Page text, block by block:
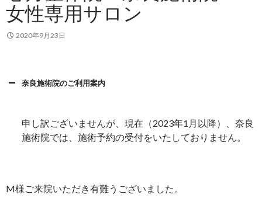
女性専用サロン
2020年9月23日
奈良施術院のご利用案内
申し訳ございませんが、現在（2023年1月以降）、奈良
施術院では、施術予約の受付をいたしておりません。
M様ご来院いただき有難うございました。